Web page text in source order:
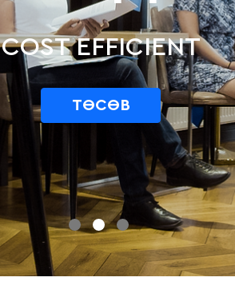
COST EFFICIENT
ТӨСӨВ